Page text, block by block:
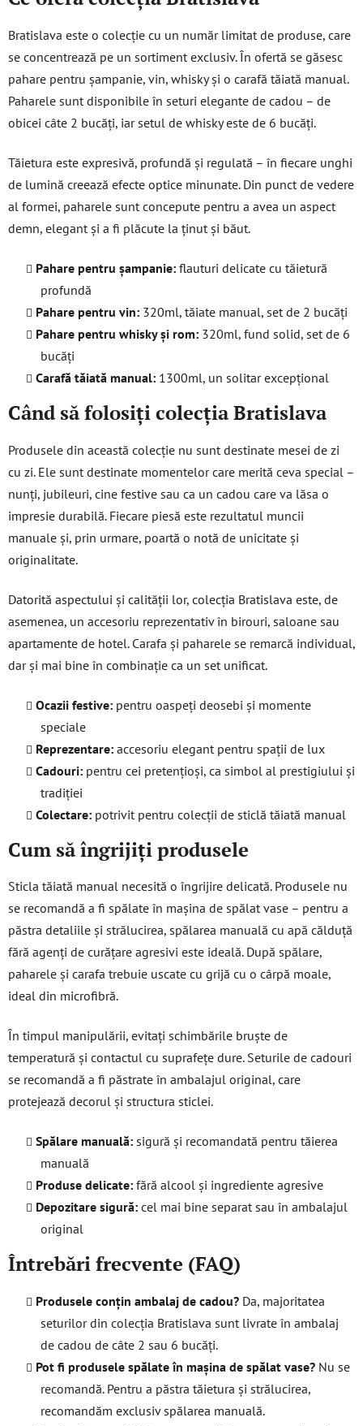
Bratislava este o colecție cu un număr limitat de produse, care
se concentrează pe un sortiment exclusiv. În ofertă se găsesc
pahare pentru șampanie, vin, whisky și o carafă tăiată manual.
Paharele sunt disponibile în seturi elegante de cadou – de
obicei câte 2 bucăți, iar setul de whisky este de 6 bucăți.
Tăietura este expresivă, profundă și regulată – în fiecare unghi
de lumină creează efecte optice minunate. Din punct de vedere
al formei, paharele sunt concepute pentru a avea un aspect
demn, elegant și a fi plăcute la ținut și băut.
Pahare pentru șampanie: flauturi delicate cu tăietură
profundă
Pahare pentru vin: 320ml, tăiate manual, set de 2 bucăți
Pahare pentru whisky și rom: 320ml, fund solid, set de 6
bucăți
Carafă tăiată manual: 1300ml, un solitar excepțional
Când să folosiți colecția Bratislava
Produsele din această colecție nu sunt destinate mesei de zi
cu zi. Ele sunt destinate momentelor care merită ceva special –
nunți, jubileuri, cine festive sau ca un cadou care va lăsa o
impresie durabilă. Fiecare piesă este rezultatul muncii
manuale și, prin urmare, poartă o notă de unicitate și
originalitate.
Datorită aspectului și calității lor, colecția Bratislava este, de
asemenea, un accesoriu reprezentativ în birouri, saloane sau
apartamente de hotel. Carafa și paharele se remarcă individual,
dar și mai bine în combinație ca un set unificat.
Ocazii festive: pentru oaspeți deosebi și momente
speciale
Reprezentare: accesoriu elegant pentru spații de lux
Cadouri: pentru cei pretențioși, ca simbol al prestigiului și
tradiției
Colectare: potrivit pentru colecții de sticlă tăiată manual
Cum să îngrijiți produsele
Sticla tăiată manual necesită o îngrijire delicată. Produsele nu
se recomandă a fi spălate în mașina de spălat vase – pentru a
păstra detaliile și strălucirea, spălarea manuală cu apă călduță
fără agenți de curățare agresivi este ideală. După spălare,
paharele și carafa trebuie uscate cu grijă cu o cârpă moale,
ideal din microfibră.
În timpul manipulării, evitați schimbările bruște de
temperatură și contactul cu suprafețe dure. Seturile de cadouri
se recomandă a fi păstrate în ambalajul original, care
protejează decorul și structura sticlei.
Spălare manuală: sigură și recomandată pentru tăierea
manuală
Produse delicate: fără alcool și ingrediente agresive
Depozitare sigură: cel mai bine separat sau în ambalajul
original
Întrebări frecvente (FAQ)
Produsele conțin ambalaj de cadou? Da, majoritatea
seturilor din colecția Bratislava sunt livrate în ambalaj
de cadou de câte 2 sau 6 bucăți.
Pot fi produsele spălate în mașina de spălat vase? Nu se
recomandă. Pentru a păstra tăietura și strălucirea,
recomandăm exclusiv spălarea manuală.